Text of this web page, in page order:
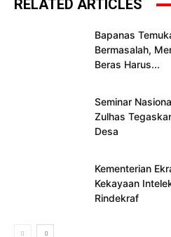
RELATED ARTICLES
Bapanas
Bermasalah,
Beras Harus...
Seminar
Zulhas
Desa
Kementerian
Kekayaan
Rindekraf